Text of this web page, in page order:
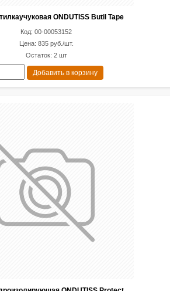
ONDUTISS Butil Tape
Код: 00-00053152
Цена: 835 руб./шт.
Остаток: 2 шт
Добавить в корзину